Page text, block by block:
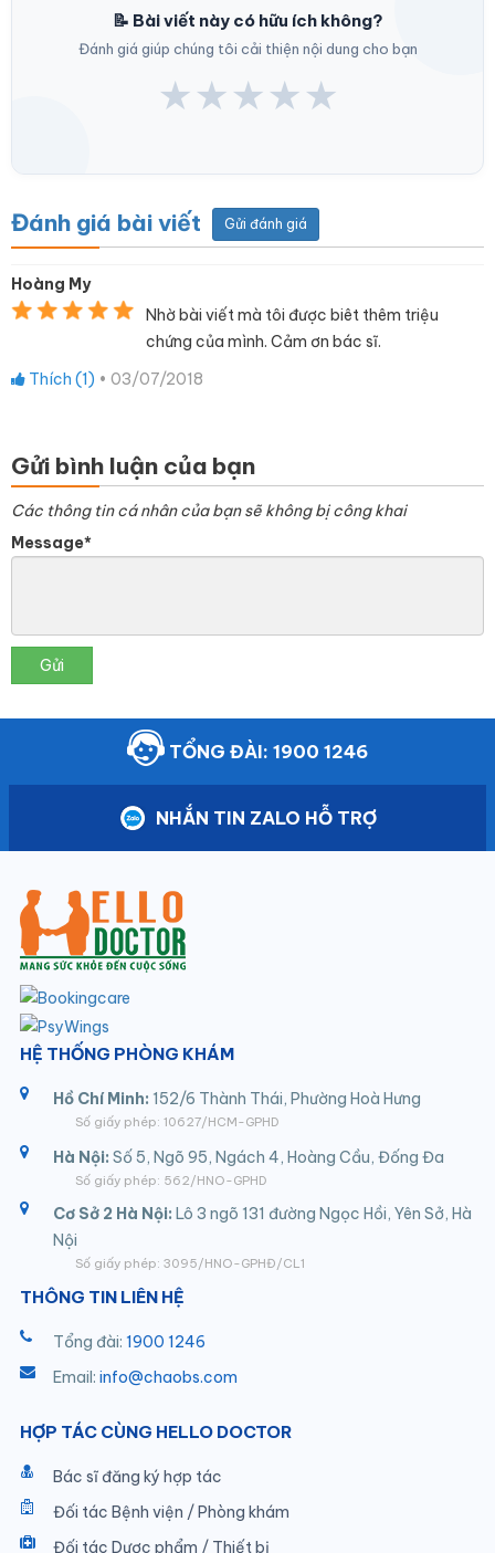
📝 Bài viết này có hữu ích không?
Đánh giá giúp chúng tôi cải thiện nội dung cho bạn
★★★★★
Đánh giá bài viết Gửi đánh giá
Hoàng My
Nhờ bài viết mà tôi được biêt thêm triệu
chứng của mình. Cảm ơn bác sĩ.
Thích (1) • 03/07/2018
Gửi bình luận của bạn
Các thông tin cá nhân của bạn sẽ không bị công khai
Message*
Gửi
TỔNG ĐÀI: 1900 1246
NHẮN TIN ZALO HỖ TRỢ
HỆ THỐNG PHÒNG KHÁM
Hồ Chí Minh: 152/6 Thành Thái, Phường Hoà Hưng
Số giấy phép: 10627/HCM-GPHD
Hà Nội: Số 5, Ngõ 95, Ngách 4, Hoàng Cầu, Đống Đa
Số giấy phép: 562/HNO-GPHD
Cơ Sở 2 Hà Nội: Lô 3 ngõ 131 đường Ngọc Hồi, Yên Sở, Hà
Nội
Số giấy phép: 3095/HNO-GPHĐ/CL1
THÔNG TIN LIÊN HỆ
Tổng đài: 1900 1246
Email: info@chaobs.com
HỢP TÁC CÙNG HELLO DOCTOR
Bác sĩ đăng ký hợp tác
Đối tác Bệnh viện / Phòng khám
Đối tác Dược phẩm / Thiết bị